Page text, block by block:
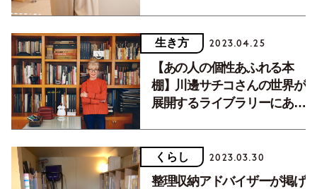
生き方 2023.04.25
【あの人の個性あふれる本
棚】川邊サチコさんの世界が
展開するライブラリーにある
くらし 2023.03.30
整理収納アドバイザーが掲げ